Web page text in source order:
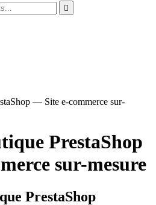

— Site e-commerce sur-
PrestaShop
sur-mesure
PrestaShop